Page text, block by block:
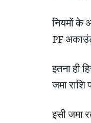
नियमों के
PF
इतना ही
जमा
इसी जमा